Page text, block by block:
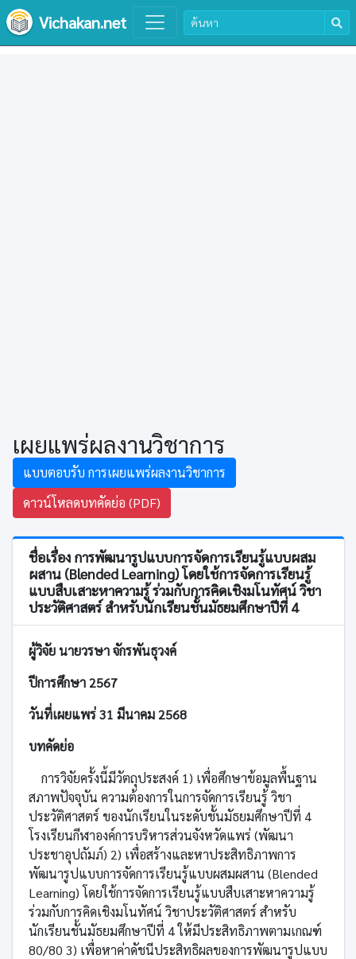
Vichakan.net
เผยแพร่ผลงานวิชาการ
แบบตอบรับ การเผยแพร่ผลงานวิชาการ
ดาวน์โหลดบทคัดย่อ (PDF)
ชื่อเรื่อง การพัฒนารูปแบบการจัดการเรียนรู้แบบผสม
ผสาน (Blended Learning) โดยใช้การจัดการเรียนรู้
แบบสืบเสาะหาความรู้ ร่วมกับการคิดเชิงมโนทัศน์ วิชา
ประวัติศาสตร์ สำหรับนักเรียนชั้นมัธยมศึกษาปีที่ 4
ผู้วิจัย นายวรษา จักรพันธุวงค์
ปีการศึกษา 2567
วันที่เผยแพร่ 31 มีนาคม 2568
บทคัดย่อ
การวิจัยครั้งนี้มีวัตถุประสงค์ 1) เพื่อศึกษาข้อมูลพื้นฐาน
สภาพปัจจุบัน ความต้องการในการจัดการเรียนรู้ วิชา
ประวัติศาสตร์ ของนักเรียนในระดับชั้นมัธยมศึกษาปีที่ 4
โรงเรียนกีฬาองค์การบริหารส่วนจังหวัดแพร่ (พัฒนา
ประชาอุปถัมภ์) 2) เพื่อสร้างและหาประสิทธิภาพการ
พัฒนารูปแบบการจัดการเรียนรู้แบบผสมผสาน (Blended
Learning) โดยใช้การจัดการเรียนรู้แบบสืบเสาะหาความรู้
ร่วมกับการคิดเชิงมโนทัศน์ วิชาประวัติศาสตร์ สำหรับ
นักเรียนชั้นมัธยมศึกษาปีที่ 4 ให้มีประสิทธิภาพตามเกณฑ์
80/80 3) เพื่อหาค่าดัชนีประสิทธิผลของการพัฒนารูปแบบ